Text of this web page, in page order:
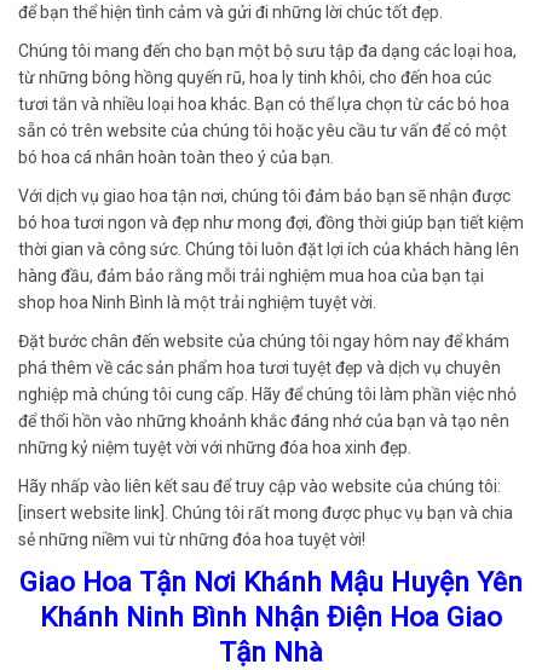
để bạn thể hiện tình cảm và gửi đi những lời chúc tốt đẹp.
Chúng tôi mang đến cho bạn một bộ sưu tập đa dạng các loại hoa,
từ những bông hồng quyến rũ, hoa ly tinh khôi, cho đến hoa cúc
tươi tắn và nhiều loại hoa khác. Bạn có thể lựa chọn từ các bó hoa
sẵn có trên website của chúng tôi hoặc yêu cầu tư vấn để có một
bó hoa cá nhân hoàn toàn theo ý của bạn.
Với dịch vụ giao hoa tận nơi, chúng tôi đảm bảo bạn sẽ nhận được
bó hoa tươi ngon và đẹp như mong đợi, đồng thời giúp bạn tiết kiệm
thời gian và công sức. Chúng tôi luôn đặt lợi ích của khách hàng lên
hàng đầu, đảm bảo rằng mỗi trải nghiệm mua hoa của bạn tại
shop hoa Ninh Bình là một trải nghiệm tuyệt vời.
Đặt bước chân đến website của chúng tôi ngay hôm nay để khám
phá thêm về các sản phẩm hoa tươi tuyệt đẹp và dịch vụ chuyên
nghiệp mà chúng tôi cung cấp. Hãy để chúng tôi làm phần việc nhỏ
để thổi hồn vào những khoảnh khắc đáng nhớ của bạn và tạo nên
những kỷ niệm tuyệt vời với những đóa hoa xinh đẹp.
Hãy nhấp vào liên kết sau để truy cập vào website của chúng tôi:
[insert website link]. Chúng tôi rất mong được phục vụ bạn và chia
sẻ những niềm vui từ những đóa hoa tuyệt vời!
Giao Hoa Tận Nơi Khánh Mậu Huyện Yên
Khánh Ninh Bình Nhận Điện Hoa Giao
Tận Nhà